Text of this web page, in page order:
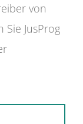
von
JusProg